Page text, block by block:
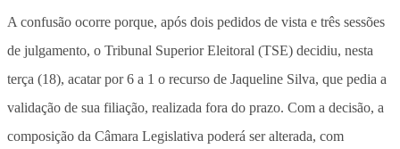
A confusão ocorre porque, após dois pedidos de vista e três sessões
de julgamento, o Tribunal Superior Eleitoral (TSE) decidiu, nesta
terça (18), acatar por 6 a 1 o recurso de Jaqueline Silva, que pedia a
validação de sua filiação, realizada fora do prazo. Com a decisão, a
composição da Câmara Legislativa poderá ser alterada, com